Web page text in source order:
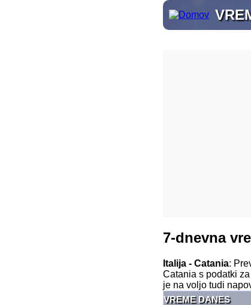
7-dnevna
Italija - Catania:
Catania s podatki
je na voljo tudi
VREME DANES